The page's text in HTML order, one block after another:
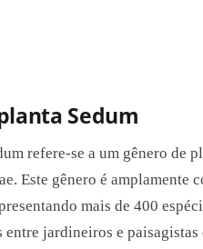
Sedum
refere-se a um gênero de
Este gênero é amplamente
mais de 400
entre jardineiros e